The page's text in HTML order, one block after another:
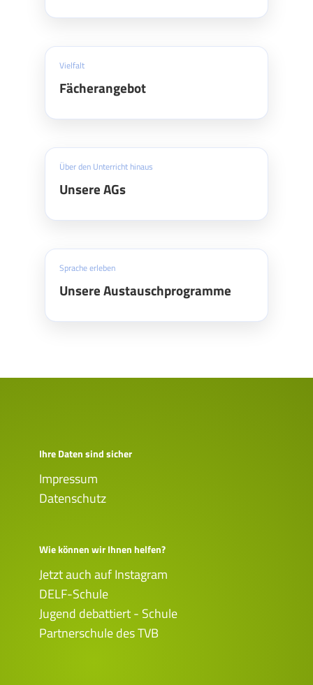
Vielfalt
Fächerangebot
Über den Unterricht hinaus
Unsere AGs
Sprache erleben
Unsere Austauschprogramme
Ihre Daten sind sicher
Impressum
Datenschutz
Wie können wir Ihnen helfen?
Jetzt auch auf Instagram
DELF-Schule
Jugend debattiert - Schule
Partnerschule des TVB